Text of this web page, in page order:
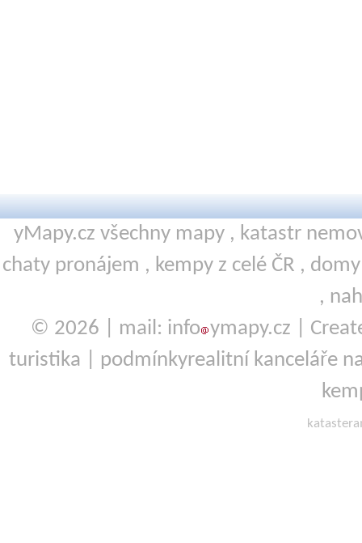
yMapy.cz všechny mapy , katastr
chaty pronájem , kempyz celé ČR ,
,
© 2026 | mail: info ymapy.cz |
turistika
podmínkyrealitní kanceláře